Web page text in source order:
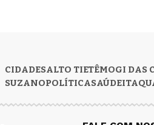
CIDADESALTO TIETÊMOGI DAS
SUZANOPOLÍTICASAÚDE